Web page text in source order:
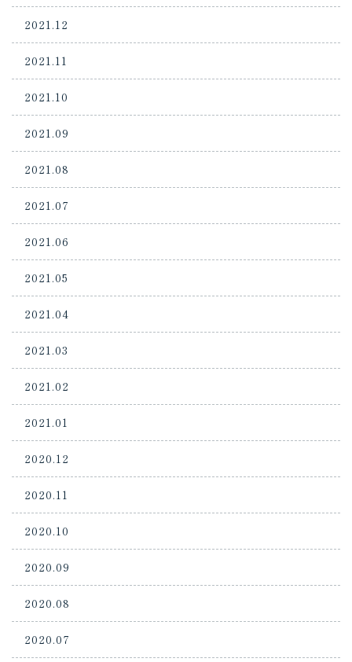
2021.12
2021.11
2021.10
2021.09
2021.08
2021.07
2021.06
2021.05
2021.04
2021.03
2021.02
2021.01
2020.12
2020.11
2020.10
2020.09
2020.08
2020.07